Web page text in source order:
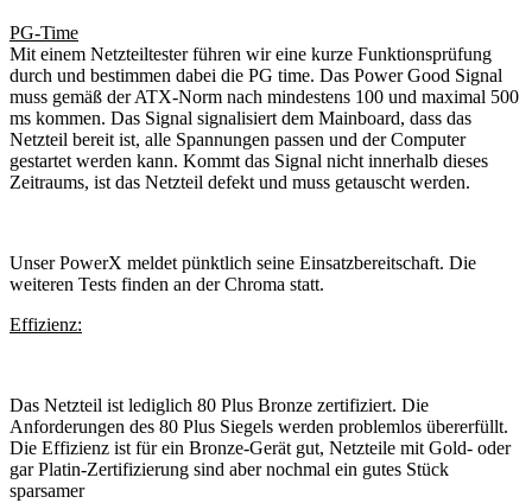
PG-Time
Mit einem Netzteiltester führen wir eine kurze Funktionsprüfung
durch und bestimmen dabei die PG time. Das Power Good Signal
muss gemäß der ATX-Norm nach mindestens 100 und maximal 500
ms kommen. Das Signal signalisiert dem Mainboard, dass das
Netzteil bereit ist, alle Spannungen passen und der Computer
gestartet werden kann. Kommt das Signal nicht innerhalb dieses
Zeitraums, ist das Netzteil defekt und muss getauscht werden.
Unser PowerX meldet pünktlich seine Einsatzbereitschaft. Die
weiteren Tests finden an der Chroma statt.
Effizienz:
Das Netzteil ist lediglich 80 Plus Bronze zertifiziert. Die
Anforderungen des 80 Plus Siegels werden problemlos übererfüllt.
Die Effizienz ist für ein Bronze-Gerät gut, Netzteile mit Gold- oder
gar Platin-Zertifizierung sind aber nochmal ein gutes Stück
sparsamer